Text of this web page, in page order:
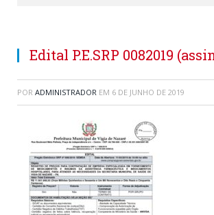
Edital P.E.SRP 0082019
POR ADMINISTRADOR EM 6 DE JUNHO DE 2019